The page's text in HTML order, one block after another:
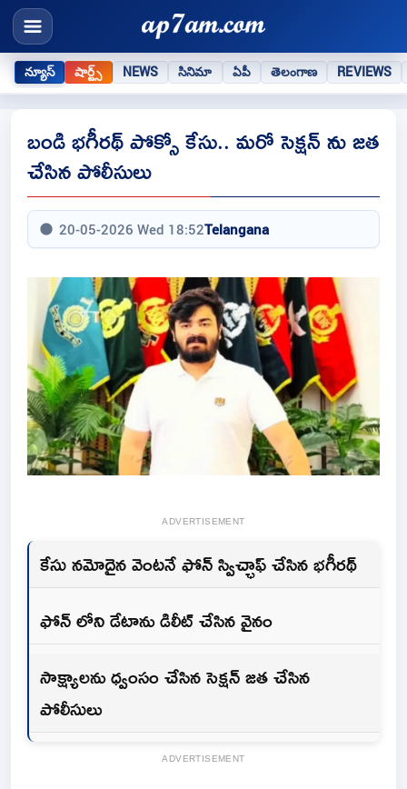
న్యూస్ షార్ట్స్ NEWS సినిమా ఏపీ తెలంగాణ REVIEWS
బండి భగీరథ్ పోక్సో కేసు.. మరో సెక్షన్ ను జత
చేసిన పోలీసులు
20-05-2026 Wed 18:52Telangana
ADVERTISEMENT
కేసు నమోదైన వెంటనే ఫోన్ స్విచ్ఛాఫ్ చేసిన భగీరథ్
ఫోన్ లోని డేటాను డిలీట్ చేసిన వైనం
సాక్ష్యాలను ధ్వంసం చేసిన సెక్షన్ జత చేసిన
పోలీసులు
ADVERTISEMENT